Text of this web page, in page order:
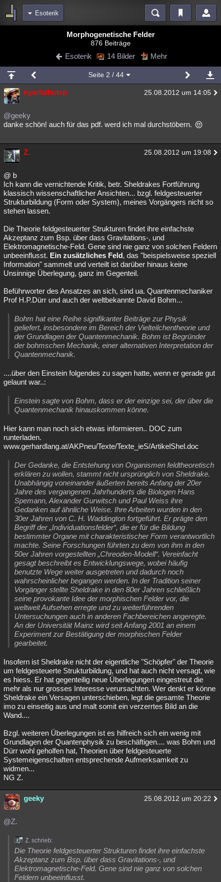
Esoterik
Blogs Videos
Chat Wiki Neuigkeiten
meine Rubriken
Menschen Wissenschaft Mystery Kriminalfälle
Spiritualität
weitere Rubriken
Philosophie
Astronomie Helpdesk Gruppen Gaming Filme
Musik Clash Verbesserungen Allmystery English
Besucht Teilgenommen Alle Neue Geschlossen
Lesenswert Schlüsselwörter
Morphogenetische Felder
876 Beiträge
Esoterik 14 Bilder Mehr
Seite 2 / 44
nyarlathotep 25.08.2012 um 14:05
@geeky
danke schön! auch für das pdf. werd ich mal durchstöbern.
Z. 25.08.2012 um 19:08
@ b
Ich kann die vernichtende Kritik, betr. Sheldrakes Fortführung
klassisch wissenschaftlicher Ansichten... bzgl. feldgesteuerter
Strukturbildung (Form oder System), meines Vorgängers nicht so
stehen lassen.
Die Theorie feldgesteuerter Strukturen findet ihre einfachste
Akzeptanz zum Bsp. über dass Gravitations-, und
Elektromagnetische-Feld. Gene sind nie ganz von solchen Feldern
unbeeinflusst. Ein zusätzliches Feld, das "beispielsweise speziell
Information" sammelt und verteilt ist darüber hinaus keine
Unsinnige Überlegung, ganz im Gegenteil.
Beführworter des Ansatzes an sich, sind ua. Quantenmechaniker
Prof H.P.Dürr und auch der weltbekannte David Bohm...
Bohm hat eine Reihe signifikanter Beiträge zur Physik
geliefert, insbesondere im Bereich der Vielteilchentheorie und
der Grundlagen der Quantenmechanik. Bohm ist Begründer
der bohmschen Mechanik, einer alternativen Interpretation der
Quantenmechanik.
....über den Einstein folgendes zu sagen hatte, wenn er gerade gut
gelaunt war..:
Einstein sagte von Bohm, dass er der einzige sei, der über die
Quantenmechanik hinauskommen könne.
Hier kann man noch sich etwas informieren.. DOC zum
runterladen.
www.gerhardlang.at/AKPneu/Texte/Texte_ieS/ArtikelShel.doc
Der Gedanke, die Entstehung von Organismen feldtheoretisch
erklären zu wollen, stammt nicht ursprünglich von Sheldrake.
Unabhängig voneinander äußerten bereits Anfang der 20er
Jahre des vergangenen Jahrhunderts die Biologen Hans
Spemann, Alexander Gurwitsch und Paul Weiss ihre
Gedanken auf ähnliche Weise. Ihre Arbeiten wurden in den
30er Jahren von C. H. Waddington fortgeführt. Er prägte den
Begriff der „Individuationsfelder“, die er für die Bildung
bestimmter Organe mit charakteristischer Form verantwortlich
machte. Seine Forschungen führten zu dem von ihm in den
50er Jahren vorgestellten „Chreoden-Modell“. Vereinfacht
gesagt beschreibt es Entwicklungswege, wobei häufig
benutzte Wege weiter ausgetreten und dadurch noch
wahrscheinlicher begangen werden. In der Tradition seiner
Vorgänger stellte Sheldrake in den 80er Jahren schließlich
seine provokante Idee der morphischen Felder vor, die
weltweit Aufsehen erregte und zu weiterführenden
Untersuchungen auch in anderen Fachbereichen angeregte.
An der Universität Mainz wird seit Anfang 2001 an einem
Experiment zur Bestätigung der morphischen Felder
gearbeitet.
Insofern ist Sheldrake nicht der eigentliche "Schöpfer" der Theorie
um feldgesteuerte Strukturbildung, und hat auch nicht versagt, wie
es hiess. Er hat gegenteilig neue Überlegungen eingestreut die
mehr als nur grosses Interesse verursachten. Wer denkt er könne
Sheldrake ein Versagen unterschieben, legt die gesamte Theorie
imo zu einseitig aus und malt somit ein verzerrtes Bild an die
Wand....
Bzgl. weiteren Überlegungen ist es hilfreich sich ein wenig mit
Grundlagen der Quantenphysik zu beschäftigen.... was Bohm und
Dürr wohl geholfen hat, Theorien über feldgesteuerte
Systemeigenschaften entsprechende Aufmerksamkeit zu
widmen...
NG Z.
geeky 25.08.2012 um 20:22
@Z.
Z. schrieb:
Die Theorie feldgesteuerter Strukturen findet ihre einfachste
Akzeptanz zum Bsp. über dass Gravitations-, und
Elektromagnetische-Feld. Gene sind nie ganz von solchen
Feldern unbeeinflusst.